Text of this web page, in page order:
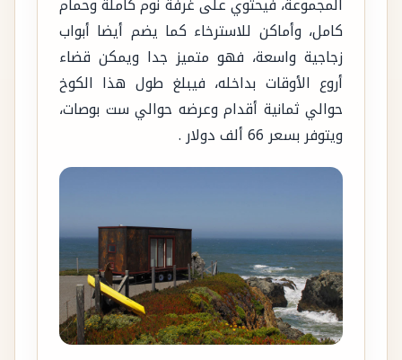
المجموعة، فيحتوي على غرفة نوم كاملة وحمام
كامل، وأماكن للاسترخاء كما يضم أيضا أبواب
زجاجية واسعة، فهو متميز جدا ويمكن قضاء
أروع الأوقات بداخله، فيبلغ طول هذا الكوخ
حوالي ثمانية أقدام وعرضه حوالي ست بوصات،
ويتوفر بسعر 66 ألف دولار .